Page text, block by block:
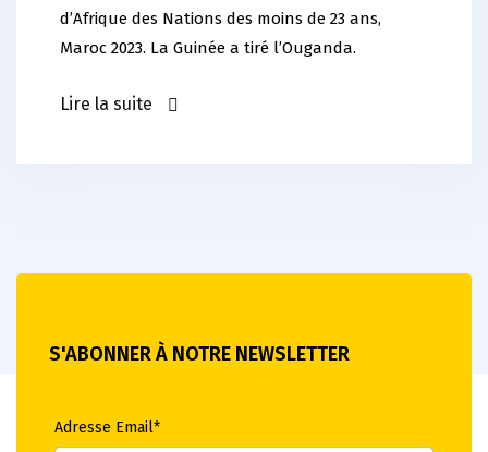
d’Afrique des Nations des moins de 23 ans,
Maroc 2023. La Guinée a tiré l’Ouganda.
Lire la suite
S'ABONNER À NOTRE NEWSLETTER
Adresse Email*